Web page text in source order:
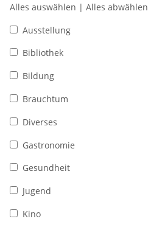
Alles auswählen | Alles abwählen
Ausstellung
Bibliothek
Bildung
Brauchtum
Diverses
Gastronomie
Gesundheit
Jugend
Kino